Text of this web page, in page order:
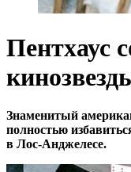
Пентхаус
Знаменитый
полностью
в Лос-Анджелесе.